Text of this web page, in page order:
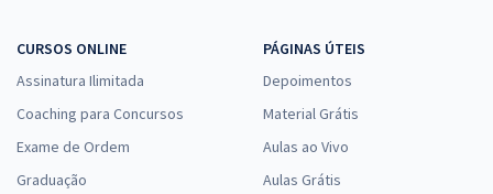
CURSOS ONLINE
Assinatura Ilimitada
Coaching para Concursos
Exame de Ordem
Graduação
PÁGINAS ÚTEIS
Depoimentos
Material Grátis
Aulas ao Vivo
Aulas Grátis